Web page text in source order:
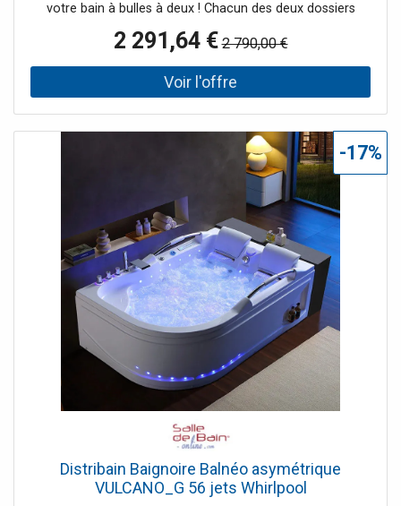
votre bain à bulles à deux ! Chacun des deux dossiers
turbobuses latérales. Cette baignoire dispose de 26
injecteurs d'air répartis sur tout le fond de cuve, dont 6 à
led. Les nombreux jets massants de la baignoire Victoria
sont entraînés par une pompe à eau ainsi qu'une pompe à
pression des jets pour un bain personnalisé. La
température idéale est possible avec son robinet mitigeur
et son réchauffeur d'eau. Ce dernier maintiendra la
température souhaitée. Le panneau de commande tactile
vous donnera accès au réglage de la musique ou de
l'ozonateur par exemple. L'ozonateur vous facilitera la vie
puisqu'il nettoiera la baignoire balnéo Victoria jusque dans
les tuyaux. Ensuite un simple nettoyage habituel de la cuve
suffira à son entretien. Le + de la baignoire d'angle Victoria
: Ses nombreux jets !
2 291,64 € 2 790,00 €
Distribain Baignoire Balnéo asymétrique
VULCANO_G 56 jets Whirlpool
-17%